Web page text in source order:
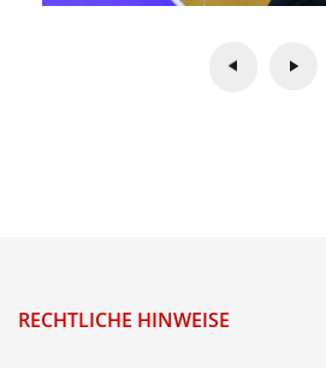
RECHTLICHE HINWEISE